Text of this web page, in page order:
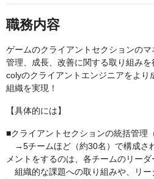
職務内容
ゲームのクライアントセクションの
管理、成長、改善に関する取り組みを
colyのクライアントエンジニアをより
組織を実現！
【具体的には】
■クライアントセクションの統括管理
→5チームほど（約30名）で構成さ
メントをするのは、各チームのリーダ
組織的な課題への取り組みや、リー